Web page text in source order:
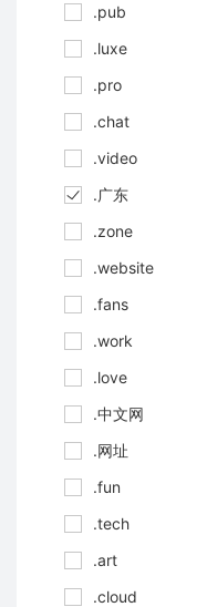
.pub
.luxe
.pro
.chat
.video
.广东
.zone
.website
.fans
.work
.love
.中文网
.网址
.fun
.tech
.art
.cloud